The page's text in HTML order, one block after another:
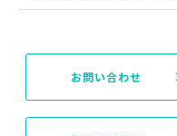
お問い合わせ